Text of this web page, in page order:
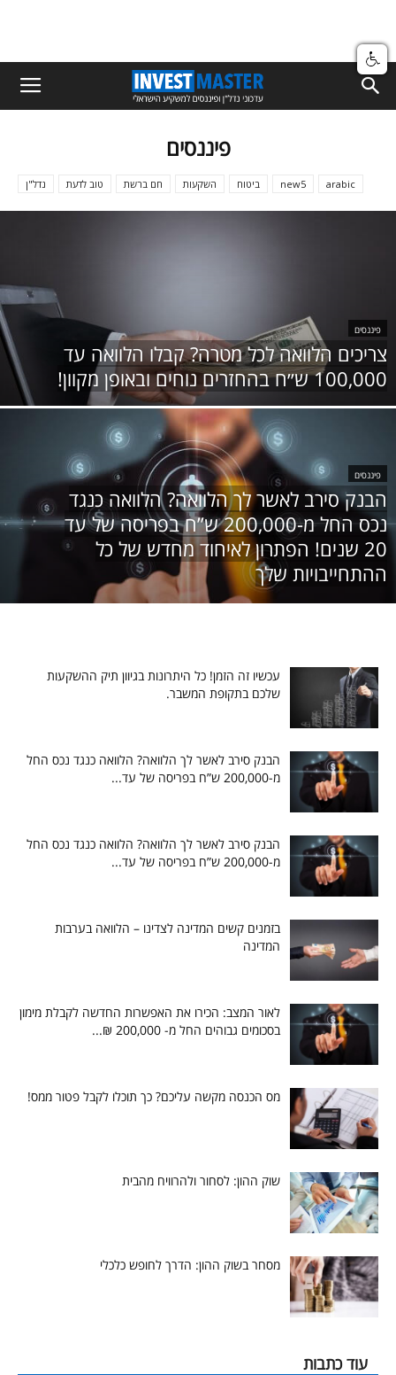
פיננסים
arabic
new5 ביטוח השקעות חם ברשת טוב לדעת נדל"ן
פיננסים
צריכים הלוואה לכל מטרה? קבלו הלוואה עד
100,000 ש״ח בהחזרים נוחים ובאופן מקוון!
פיננסים
הבנק סירב לאשר לך הלוואה? הלוואה כנגד
נכס החל מ-200,000 ש”ח בפריסה של עד
20 שנים! הפתרון לאיחוד מחדש של כל
ההתחייבויות שלך
עכשיו זה הזמן! כל היתרונות בגיוון תיק ההשקעות
שלכם בתקופת המשבר.
הבנק סירב לאשר לך הלוואה? הלוואה כנגד נכס החל
מ-200,000 ש”ח בפריסה של עד...
הבנק סירב לאשר לך הלוואה? הלוואה כנגד נכס החל
מ-200,000 ש”ח בפריסה של עד...
בזמנים קשים המדינה לצדינו – הלוואה בערבות
המדינה
לאור המצב: הכירו את האפשרות החדשה לקבלת מימון
בסכומים גבוהים החל מ- 200,000 ₪...
מס הכנסה מקשה עליכם? כך תוכלו לקבל פטור ממס!
שוק ההון: לסחור ולהרוויח מהבית
מסחר בשוק ההון: הדרך לחופש כלכלי
עוד כתבות